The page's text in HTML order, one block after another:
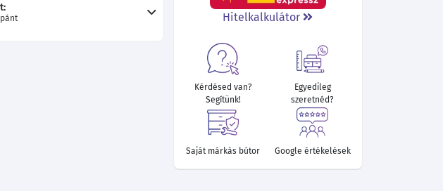
Hitelkalkulátor
Kérdésed van?
Segítünk!
Egyedileg
szeretnéd?
Saját márkás bútor Google értékelések